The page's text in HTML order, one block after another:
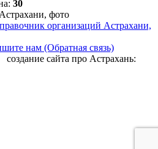
30
организаций Астрахани,
нам (Обратная связь)
сайта про Астрахань: